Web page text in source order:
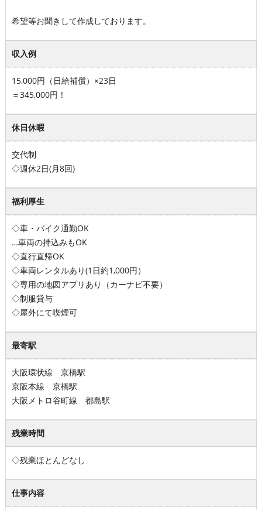
希望等お聞きして作成しております。
収入例
15,000円（日給補償）×23日
＝345,000円！
休日休暇
交代制
◇週休2日(月8回)
福利厚生
◇車・バイク通勤OK
…車両の持込みもOK
◇直行直帰OK
◇車両レンタルあり(1日約1,000円）
◇専用の地図アプリあり（カーナビ不要）
◇制服貸与
◇屋外にて喫煙可
最寄駅
大阪環状線 京橋駅
京阪本線 京橋駅
大阪メトロ谷町線 都島駅
残業時間
◇残業ほとんどなし
仕事内容